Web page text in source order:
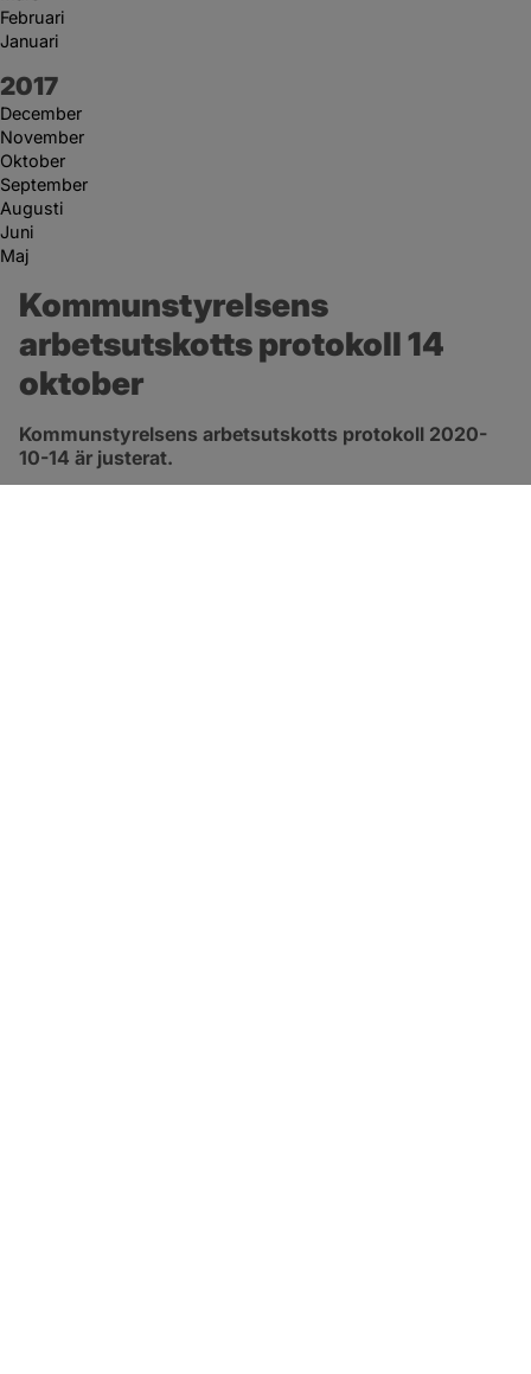
Februari
Januari
År:
2017
December
November
Oktober
September
Augusti
Juni
Maj
Kommunstyrelsens
arbetsutskotts protokoll 14
oktober
Kommunstyrelsens arbetsutskotts protokoll 2020-
10-14 är justerat.